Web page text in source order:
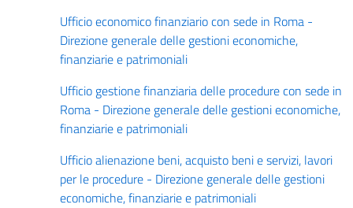
Ufficio economico finanziario con sede in Roma -
Direzione generale delle gestioni economiche,
finanziarie e patrimoniali
Ufficio gestione finanziaria delle procedure con sede in
Roma - Direzione generale delle gestioni economiche,
finanziarie e patrimoniali
Ufficio alienazione beni, acquisto beni e servizi, lavori
per le procedure - Direzione generale delle gestioni
economiche, finanziarie e patrimoniali